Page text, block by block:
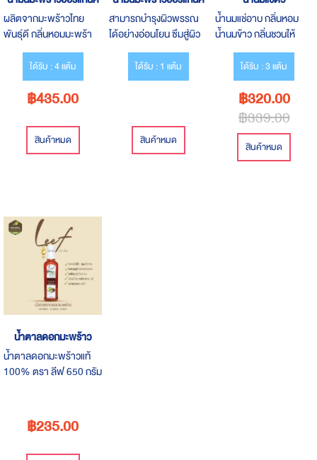
ผลิตจากมะพร้าวไทย
พันธุ์ดี กลิ่นหอมมะพร้า
วอ่อนๆ ไม่มีกลิ่นฉุน
ปราศจากการแต่งสีแต่ง
กลิ่น วัตถุดิบจาก
ธรรมชาติ ไม่ใส่สารกันเสีย
ได้รับ : 4 แต้ม
฿435.00
สินค้าหมด
สามารถบำรุงผิวพรรณ
ได้อย่างอ่อนโยน ซึมสู่ผิว
ได้อย่างรวดเร็ว ผิวนุ่มลื่น
ไม่เหนียวตัวได้รับ : 1 แต้ม
สินค้าหมด
น้ำนมแช่อาบ กลิ่นหอม
น้ำนมข้าว กลิ่นชวนให้
หลงใหลและอ่อนละมุน และ
วิตามินอีเข้มข้นบำรุงผิวให้
ชุ่มชื้นทันทีหลังจากแช่อาบ
หรือชโลมลงผิวกายที่เปียก
ได้รับ : 3 แต้ม
฿320.00
฿339.00
สินค้าหมด
น้ำตาลดอกมะพร้าว
น้ำตาลดอกมะพร้าวแท้
100% ตรา ลีฟ 650 กรัม
สามารถใช้ปรุงอาหารแทน
น้ำตาลทราย ทุกการปรุง
อาหารคาว หวาน ผสม
฿235.00